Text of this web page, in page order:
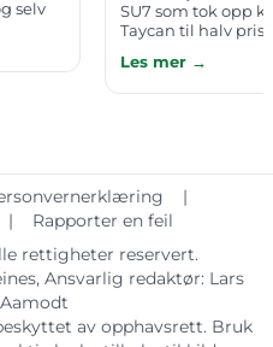
selv
SU7 som tok opp
Taycan til halv
5,29 meter lang
Les mer →
|
|
Rapporter en feil
rettigheter reservert.
, Ansvarlig redaktør: Lars
av opphavsrett. Bruk